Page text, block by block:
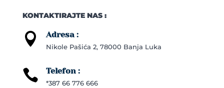
KONTAKTIRAJTE NAS :
 Adresa :
Nikole Pašića 2, 78000 Banja Luka
 Telefon :
*387 66 776 666